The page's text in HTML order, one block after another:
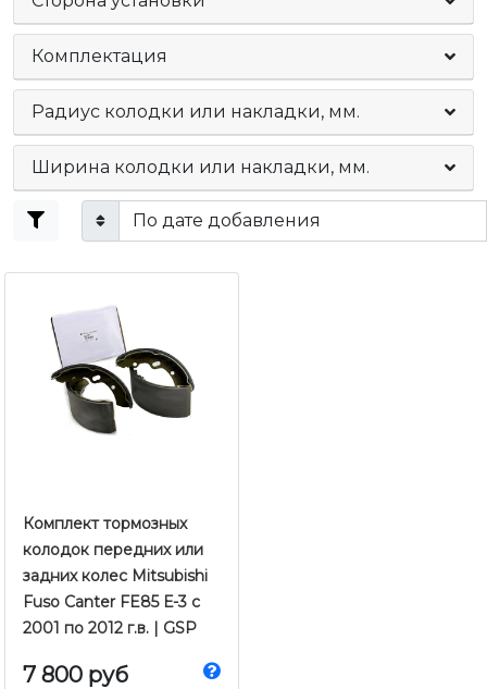
Комплектация
Радиус колодки или накладки, мм.
Ширина колодки или накладки, мм.
Комплект тормозных
колодок передних или
задних колес Mitsubishi
Fuso Canter FE85 Е-3 с
2001 по 2012 г.в. | GSP
7 800 руб